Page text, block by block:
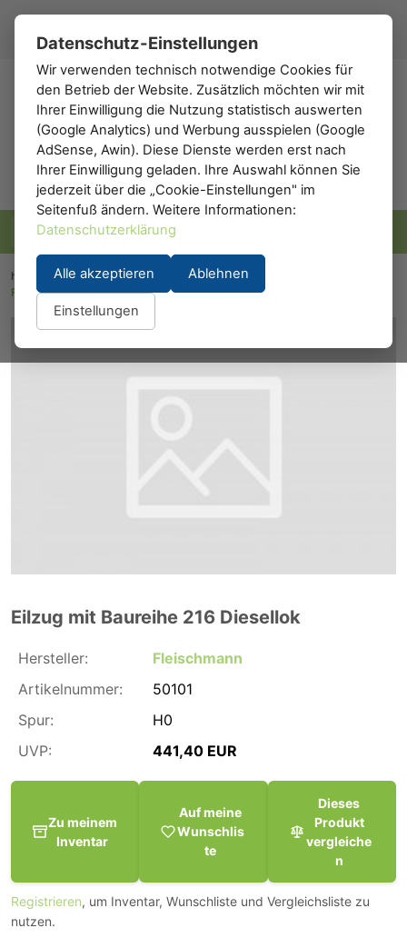
h0 .de
h0.eu Modelleisenbahn / Lokomotiven / Diesellokomotiven
Fleischmann 50101: Eilzug mit Baureihe 216 Diesellok
Eilzug mit Baureihe 216 Diesellok
Hersteller:
Fleischmann
Artikelnummer:
50101
Spur:
H0
UVP:
441,40 EUR
Zu meinem
Inventar
Auf meine
Wunschlis
te
Dieses
Produkt
vergleiche
n
Registrieren, um Inventar, Wunschliste und Vergleichsliste zu
nutzen.
Datenschutz-Einstellungen
Wir verwenden technisch notwendige Cookies für
den Betrieb der Website. Zusätzlich möchten wir mit
Ihrer Einwilligung die Nutzung statistisch auswerten
(Google Analytics) und Werbung ausspielen (Google
AdSense, Awin). Diese Dienste werden erst nach
Ihrer Einwilligung geladen. Ihre Auswahl können Sie
jederzeit über die „Cookie-Einstellungen" im
Seitenfuß ändern. Weitere Informationen:
Datenschutzerklärung
Alle akzeptieren Ablehnen
Einstellungen